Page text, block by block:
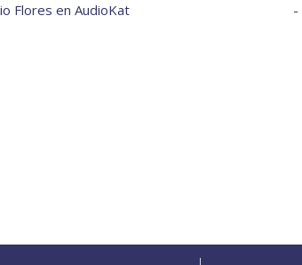
Flores en AudioKat -